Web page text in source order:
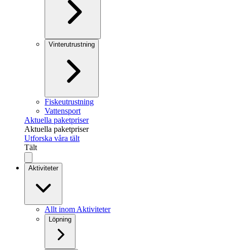
Vinterutrustning
Fiskeutrustning
Vattensport
Aktuella paketpriser
Aktuella paketpriser
Utforska våra tält
Tält
Aktiviteter
Allt inom Aktiviteter
Löpning